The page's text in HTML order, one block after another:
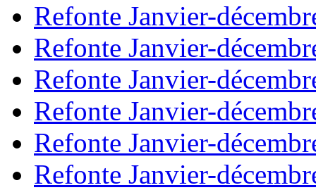
Refonte Janvier-
Refonte Janvier-
Refonte Janvier-
Refonte Janvier-
Refonte Janvier-
Refonte Janvier-